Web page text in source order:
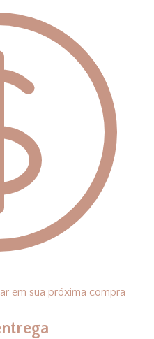
em sua próxima compra